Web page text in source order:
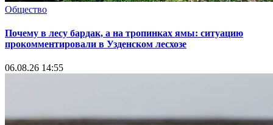
Общество
Почему в лесу бардак, а на тропинках ямы: ситуацию
прокомментировали в Узденском лесхозе
06.08.26 14:55